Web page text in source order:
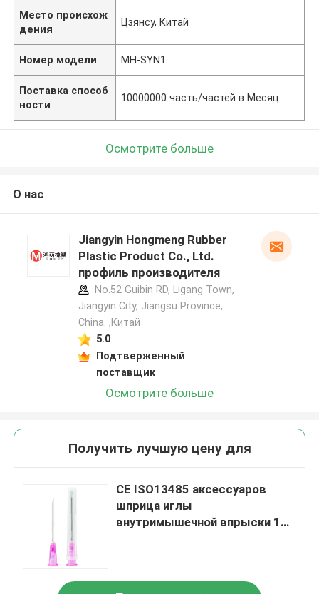
Место происхож
дения
Цзянсу, Китай
Номер модели MH-SYN1
Поставка способ
ности
10000000 часть/частей в Месяц
Осмотрите больше
О нас
Jiangyin Hongmeng Rubber
Plastic Product Co., Ltd.
профиль производителя
No.52 Guibin RD, Ligang Town,
Jiangyin City, Jiangsu Province,
China. ,Китай
5.0
Подтверженный
поставщик
Осмотрите больше
Получить лучшую цену для
CE ISO13485 аксессуаров
шприца иглы
внутримышечной впрыски 16G